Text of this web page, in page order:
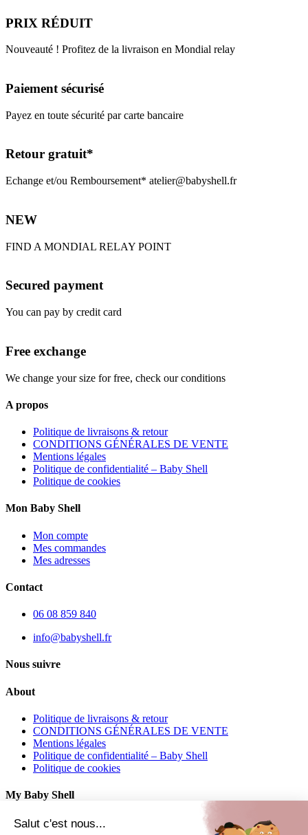
PRIX RÉDUIT
Nouveauté ! Profitez de la livraison en Mondial relay
Paiement sécurisé
Payez en toute sécurité par carte bancaire
Retour gratuit*
Echange et/ou Remboursement* atelier@babyshell.fr
NEW
FIND A MONDIAL RELAY POINT
Secured payment
You can pay by credit card
Free exchange
We change your size for free, check our conditions
A propos
Politique de livraisons & retour
CONDITIONS GÉNÉRALES DE VENTE
Mentions légales
Politique de confidentialité – Baby Shell
Politique de cookies
Mon Baby Shell
Mon compte
Mes commandes
Mes adresses
Contact
06 08 859 840
info@babyshell.fr
Nous suivre
About
Politique de livraisons & retour
CONDITIONS GÉNÉRALES DE VENTE
Mentions légales
Politique de confidentialité – Baby Shell
Politique de cookies
My Baby Shell
Mon compte
Salut c'est nous...